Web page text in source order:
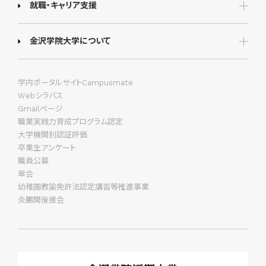
就職・キャリア支援
金沢学院大学について
学内ポータルサイトCampusmate
Webシラバス
Gmailページ
職業実践力育成プログラム認定
大学機関別認証評価
卒業生アンケート
職員公募
翠会
幼稚園教諭免許法認定講習等推進事業
炎鵬関後援会